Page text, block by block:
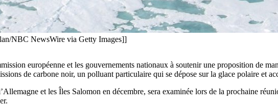
NBC NewsWire via Getty Images]]
européenne et les gouvernements nationaux à soutenir une proposition de
de carbone noir, un polluant particulaire qui se dépose sur la glace polaire et
et les Îles Salomon en décembre, sera examinée lors de la prochaine